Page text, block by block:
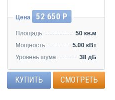
Цена 52 650 Р
Площадь
50 кв.м
Мощность
5.00 кВт
Уровень шума
38 дБ
КУПИТЬ СМОТРЕТЬ